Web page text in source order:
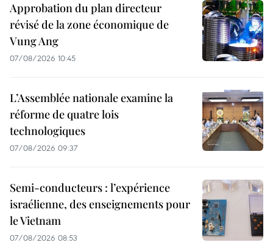
Approbation du plan directeur
révisé de la zone économique de
Vung Ang
07/08/2026 10:45
L’Assemblée nationale examine la
réforme de quatre lois
technologiques
07/08/2026 09:37
Semi-conducteurs : l’expérience
israélienne, des enseignements pour
le Vietnam
07/08/2026 08:53